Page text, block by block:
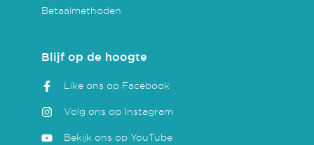
Betaalmethoden
Blijf op de hoogte
Like ons op Facebook
Volg ons op Instagram
Bekijk ons op YouTube